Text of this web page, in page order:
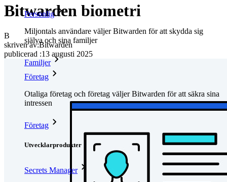
Personlig
Miljontals användare väljer Bitwarden för att skydda sig
själva och sina familjer
Familjer
Företag
Otaliga företag och företag väljer Bitwarden för att säkra sina
intressen
Företag
Utvecklarprodukter
Secrets Manager
Bitwarden biometri
B
skriven av:Bitwarden
publicerad :13 augusti 2025